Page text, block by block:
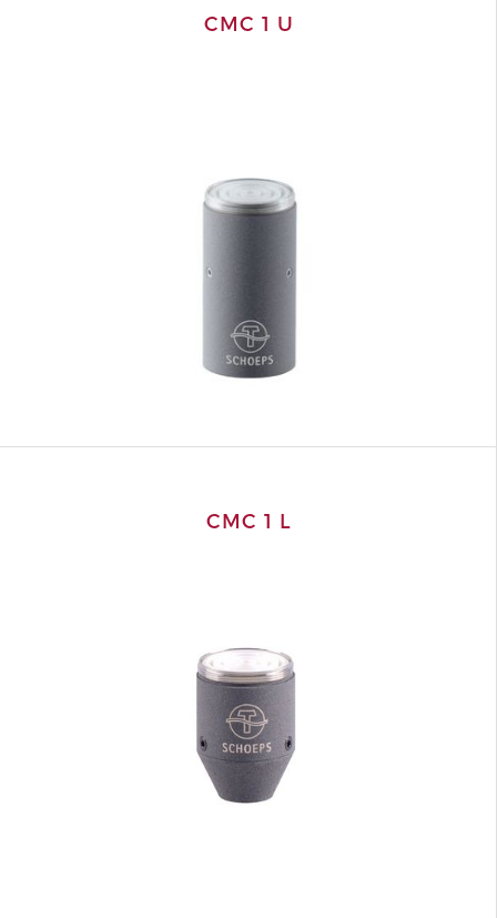
CMC 1 U
CMC 1 L